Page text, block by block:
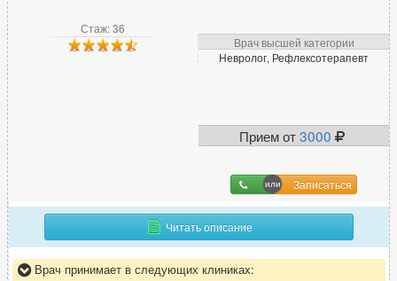
Стаж: 36
Врач высшей категории
Невролог, Рефлексотерапевт
Прием от3000
Записаться
Читать описание
Врач принимает в следующих клиниках: